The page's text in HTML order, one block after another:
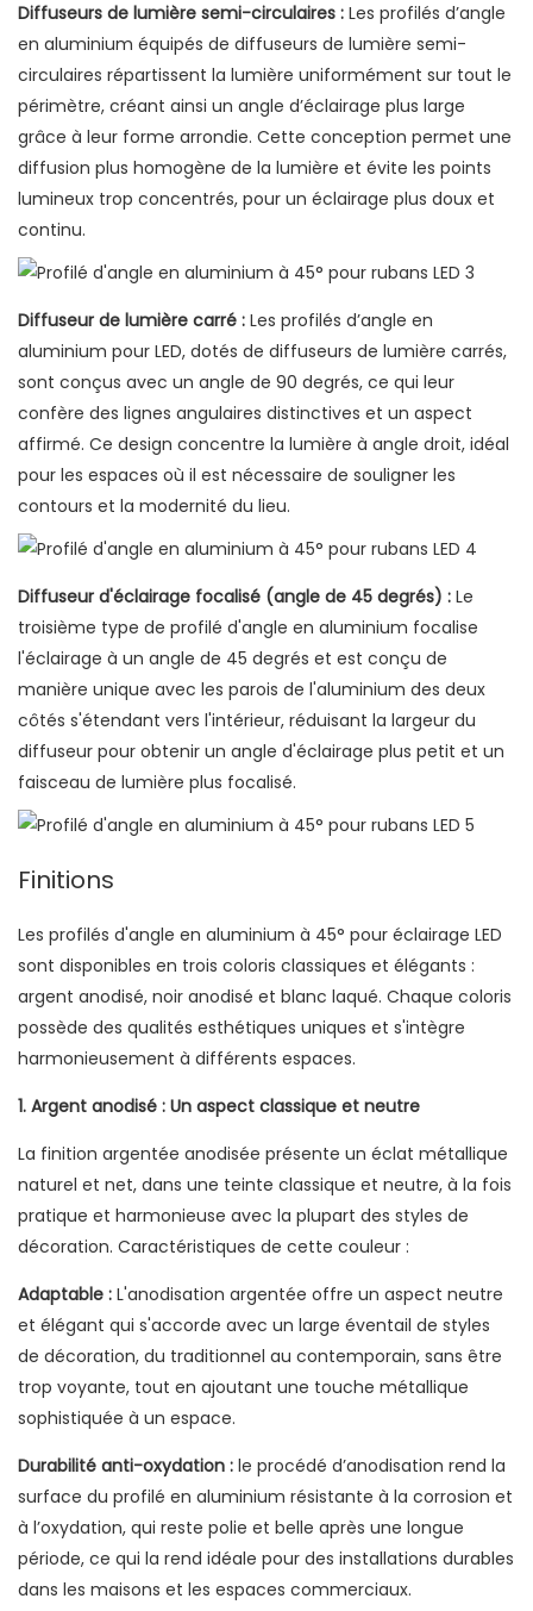
Diffuseurs de lumière semi-circulaires : Les profilés d’angle
en aluminium équipés de diffuseurs de lumière semi-
circulaires répartissent la lumière uniformément sur tout le
périmètre, créant ainsi un angle d’éclairage plus large
grâce à leur forme arrondie. Cette conception permet une
diffusion plus homogène de la lumière et évite les points
lumineux trop concentrés, pour un éclairage plus doux et
continu.
Diffuseur de lumière carré : Les profilés d’angle en
aluminium pour LED, dotés de diffuseurs de lumière carrés,
sont conçus avec un angle de 90 degrés, ce qui leur
confère des lignes angulaires distinctives et un aspect
affirmé. Ce design concentre la lumière à angle droit, idéal
pour les espaces où il est nécessaire de souligner les
contours et la modernité du lieu.
Diffuseur d'éclairage focalisé (angle de 45 degrés) : Le
troisième type de profilé d'angle en aluminium focalise
l'éclairage à un angle de 45 degrés et est conçu de
manière unique avec les parois de l'aluminium des deux
côtés s'étendant vers l'intérieur, réduisant la largeur du
diffuseur pour obtenir un angle d'éclairage plus petit et un
faisceau de lumière plus focalisé.
Finitions
Les profilés d'angle en aluminium à 45° pour éclairage LED
sont disponibles en trois coloris classiques et élégants :
argent anodisé, noir anodisé et blanc laqué. Chaque coloris
possède des qualités esthétiques uniques et s'intègre
harmonieusement à différents espaces.
1. Argent anodisé : Un aspect classique et neutre
La finition argentée anodisée présente un éclat métallique
naturel et net, dans une teinte classique et neutre, à la fois
pratique et harmonieuse avec la plupart des styles de
décoration. Caractéristiques de cette couleur :
Adaptable : L'anodisation argentée offre un aspect neutre
et élégant qui s'accorde avec un large éventail de styles
de décoration, du traditionnel au contemporain, sans être
trop voyante, tout en ajoutant une touche métallique
sophistiquée à un espace.
Durabilité anti-oxydation : le procédé d’anodisation rend la
surface du profilé en aluminium résistante à la corrosion et
à l’oxydation, qui reste polie et belle après une longue
période, ce qui la rend idéale pour des installations durables
dans les maisons et les espaces commerciaux.